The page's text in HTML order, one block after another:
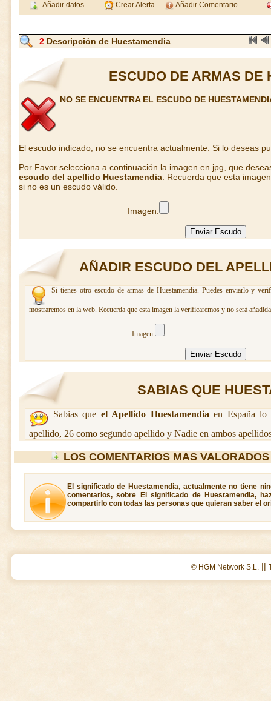
Añadir datos Crear Alerta Añadir Comentario
2 Descripción de Huestamendia
ESCUDO DE ARMAS DE
NO SE ENCUENTRA EL ESCUDO DE
El escudo indicado, no se encuentra actualmente. Si lo deseas
Por Favor selecciona a continuación la imagen en jpg, que
escudo del apellido Huestamendia . Recuerda que esta
si no es un escudo válido.
Imagen:
AÑADIR ESCUDO DEL
Si tienes otro escudo de armas de Huestamendia. Puedes enviarlo y
mostraremos en la web. Recuerda que esta imagen la verificaremos y no será
Imagen:
SABIAS QUE
Sabias que el Apellido Huestamendia en España lo
apellido, 26 como segundo apellido y Nadie en ambos
LOS COMENTARIOS MAS
El significado de Huestamendia, actualmente no tiene
comentarios, sobre El significado de Huestamendia,
compartirlo con todas las personas que quieran saber el
© HGM Network S.L. ||